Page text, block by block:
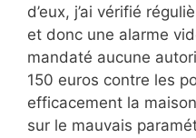
d’eux, j’ai vérifié
et donc une alarme
mandaté aucune
150 euros contre les
efficacement la
sur le mauvais